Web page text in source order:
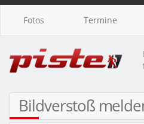
Fotos Termine
Bildverstoß